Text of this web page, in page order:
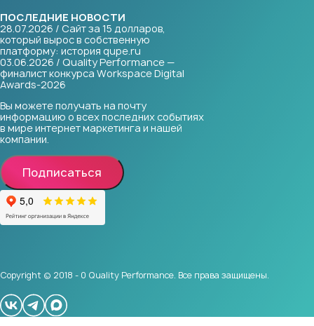
ПОСЛЕДНИЕ НОВОСТИ
28.07.2026 / Сайт за 15 долларов,
который вырос в собственную
платформу: история qupe.ru
03.06.2026 / Quality Performance —
финалист конкурса Workspace Digital
Awards-2026
Вы можете получать на почту
информацию о всех последних событиях
в мире интернет маркетинга и нашей
компании.
Подписаться
Copyright © 2018 - 0 Quality Performance. Все права защищены.